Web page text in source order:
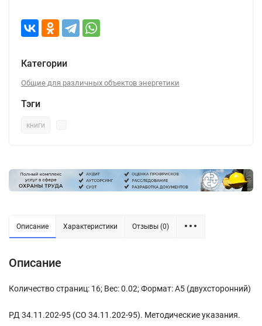
Категории
Общие для различных объектов энергетики
Тэги
книги
Описание Характеристики Отзывы (0)
Описание
Количество страниц: 16; Вес: 0.02; Формат: А5 (двухсторонний)
РД 34.11.202-95 (СО 34.11.202-95). Методические указания.